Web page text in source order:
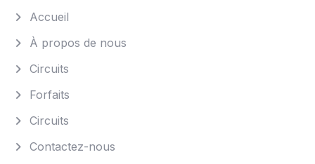
Accueil
À propos de nous
Circuits
Forfaits
Circuits
Contactez-nous